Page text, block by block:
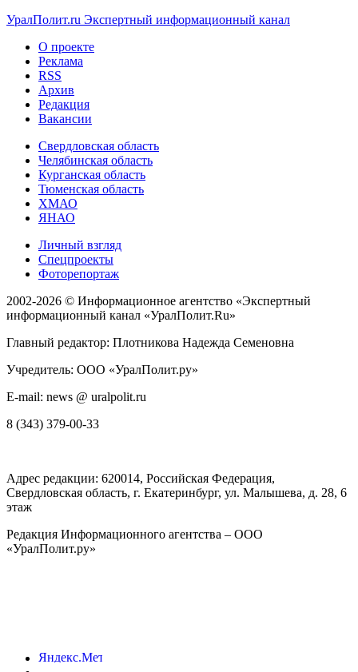
УралПолит.ru Экспертный информационный канал
О проекте
Реклама
RSS
Архив
Редакция
Вакансии
Свердловская область
Челябинская область
Курганская область
Тюменская область
ХМАО
ЯНАО
Личный взгляд
Спецпроекты
Фоторепортаж
2002-2026 © Информационное агентство «Экспертный
информационный канал «УралПолит.Ru»
Главный редактор: Плотникова Надежда Семеновна
Учредитель: ООО «УралПолит.ру»
E-mail: news @ uralpolit.ru
8 (343) 379-00-33
Адрес редакции: 620014, Российская Федерация,
Свердловская область, г. Екатеринбург, ул. Малышева, д. 28, 6
этаж
Редакция Информационного агентства – ООО
«УралПолит.ру»